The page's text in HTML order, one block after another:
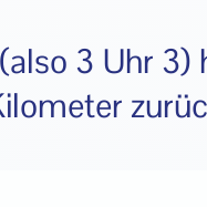
3 Uhr